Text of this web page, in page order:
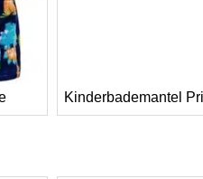
Kinderbademantel